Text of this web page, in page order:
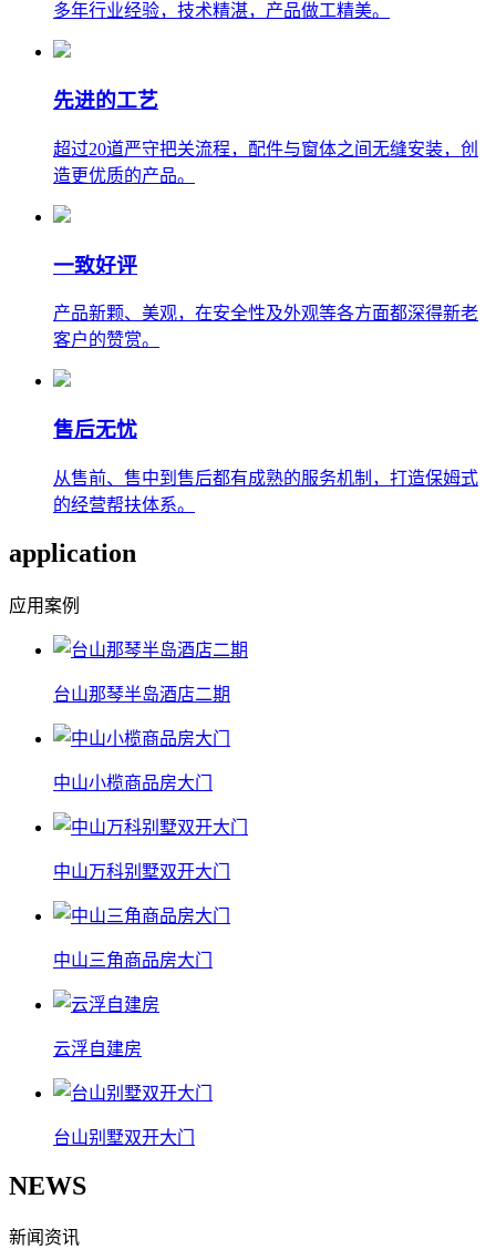
多年行业经验，技术精湛，产品做工精美。
先进的工艺
超过20道严守把关流程，配件与窗体之间无缝安装，创
造更优质的产品。
一致好评
产品新颗、美观，在安全性及外观等各方面都深得新老
客户的赞赏。
售后无忧
从售前、售中到售后都有成熟的服务机制，打造保姆式
的经营帮扶体系。
application
应用案例
台山那琴半岛酒店二期
中山小榄商品房大门
中山万科别墅双开大门
中山三角商品房大门
云浮自建房
台山别墅双开大门
NEWS
新闻资讯